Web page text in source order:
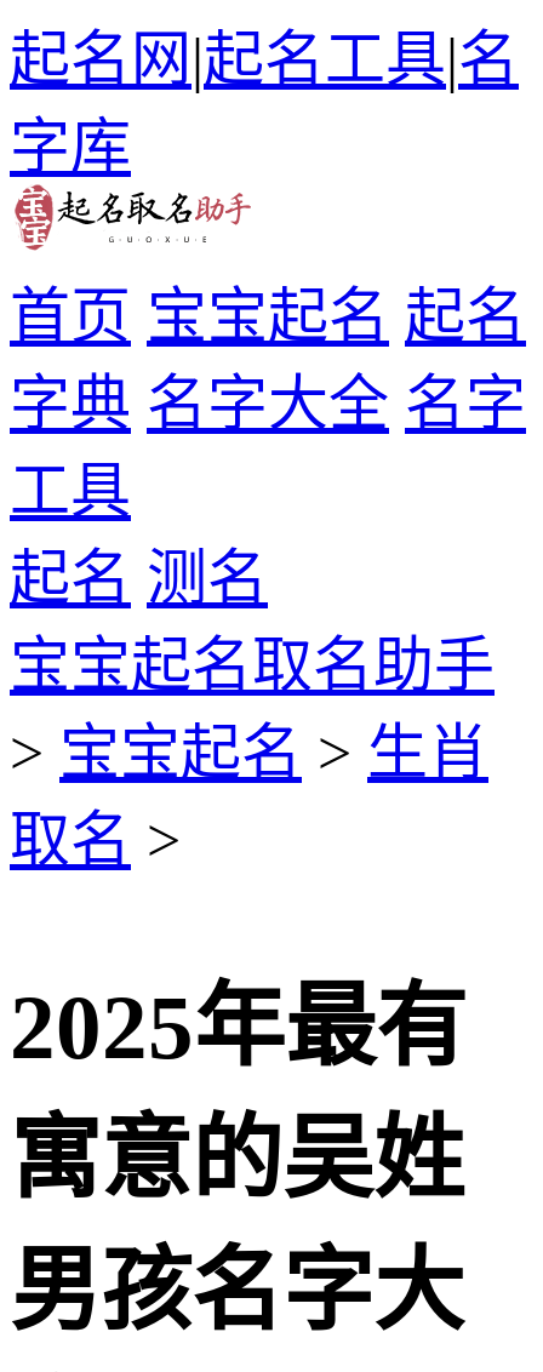
起名网|起名工具|名
字库
首页 宝宝起名 起名
字典 名字大全 名字
工具
起名 测名
宝宝起名取名助手
> 宝宝起名 > 生肖
取名 >
2025年最有
寓意的吴姓
男孩名字大